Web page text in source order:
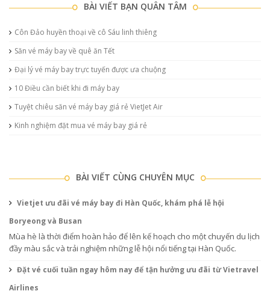
BÀI VIẾT BẠN QUÂN TÂM
Côn Đảo huyền thoại về cô Sáu linh thiêng
Săn vé máy bay về quê ăn Tết
Đại lý vé máy bay trực tuyến được ưa chuộng
10 Điều cần biết khi đi máy bay
Tuyệt chiêu săn vé máy bay giá rẻ VietJet Air
Kinh nghiệm đặt mua vé máy bay giá rẻ
BÀI VIẾT CÙNG CHUYÊN MỤC
Vietjet ưu đãi vé máy bay đi Hàn Quốc, khám phá lễ hội
Boryeong và Busan
Mùa hè là thời điểm hoàn hảo để lên kế hoạch cho một chuyến du lịch
đầy màu sắc và trải nghiệm những lễ hội nổi tiếng tại Hàn Quốc.
Đặt vé cuối tuần ngay hôm nay để tận hưởng ưu đãi từ Vietravel
Airlines